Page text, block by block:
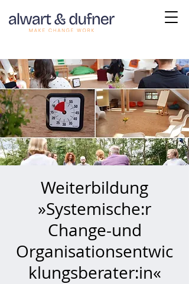
Weiterbildung
»Systemische:r
Change-und
Organisationsentwic
klungsberater:in«